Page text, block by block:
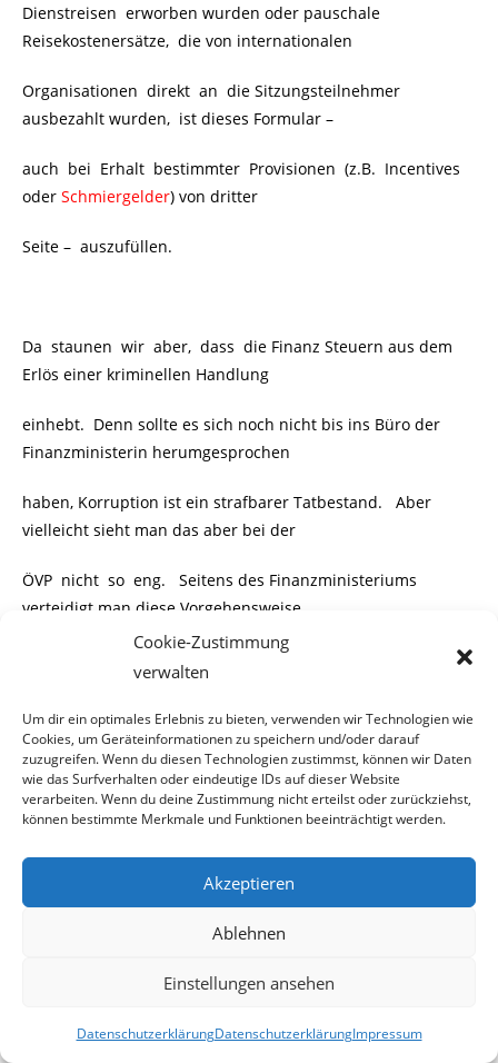
Cookie-Zustimmung
verwalten
Um dir ein optimales Erlebnis zu bieten, verwenden wir Technologien wie
Cookies, um Geräteinformationen zu speichern und/oder darauf
zuzugreifen. Wenn du diesen Technologien zustimmst, können wir Daten
wie das Surfverhalten oder eindeutige IDs auf dieser Website
verarbeiten. Wenn du deine Zustimmung nicht erteilst oder zurückziehst,
können bestimmte Merkmale und Funktionen beeinträchtigt werden.
Akzeptieren
Ablehnen
Einstellungen ansehen
DatenschutzerklärungDatenschutzerklärungImpressum
Dienstreisen erworben wurden oder pauschale
Reisekostenersätze, die von internationalen
Organisationen direkt an die Sitzungsteilnehmer
ausbezahlt wurden, ist dieses Formular –
auch bei Erhalt bestimmter Provisionen (z.B. Incentives
oder Schmiergelder) von dritter
Seite – auszufüllen.
Da staunen wir aber, dass die Finanz Steuern aus dem
Erlös einer kriminellen Handlung
einhebt. Denn sollte es sich noch nicht bis ins Büro der
Finanzministerin herumgesprochen
haben, Korruption ist ein strafbarer Tatbestand. Aber
vielleicht sieht man das aber bei der
ÖVP nicht so eng. Seitens des Finanzministeriums
verteidigt man diese Vorgehensweise
mit dem Hinweis eines „berechtigten Interesse des Staates“.
Nun, wenn dies so ist, ist es möglicherweise nur mehr eine
Frage der Zeit, bis es eigene
Formulare und Steuersätze für den Erlös krimineller
Handlungen – beginnend vom Fahr-
raddiebstahl bis hingehend zum Auftragsmord – geben